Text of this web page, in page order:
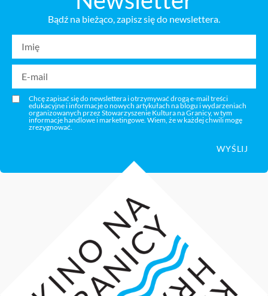
Bądź na bieżąco, zapisz się do newslettera.
Chcę zapisać się do newslettera i otrzymywać drogą e-mail treści
edukacyjne i informacje o nowych artykułach na blogu i wydarzeniach
organizowanych przez Stowarzyszenie Kultura na Granicy, w tym
informacje handlowe i marketingowe. Wiem, że w każdej chwili mogę
zrezygnować.
WYŚLIJ